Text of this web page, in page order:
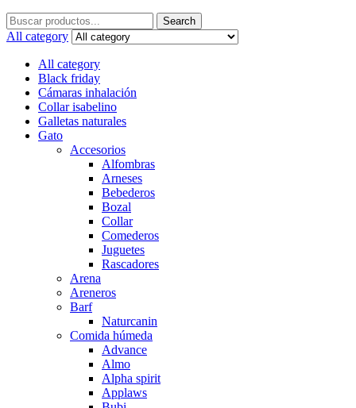
Search
for:
Search
All category
All category
Black friday
Cámaras inhalación
Collar isabelino
Galletas naturales
Gato
Accesorios
Alfombras
Arneses
Bebederos
Bozal
Collar
Comederos
Juguetes
Rascadores
Arena
Areneros
Barf
Naturcanin
Comida húmeda
Advance
Almo
Alpha spirit
Applaws